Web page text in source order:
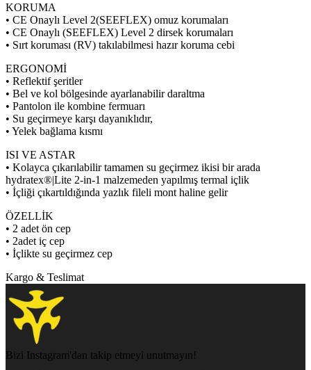
KORUMA
• CE Onaylı Level 2(SEEFLEX) omuz korumaları
• CE Onaylı (SEEFLEX) Level 2 dirsek korumaları
• Sırt koruması (RV) takılabilmesi hazır koruma cebi
ERGONOMİ
• Reflektif şeritler
• Bel ve kol bölgesinde ayarlanabilir daraltma
• Pantolon ile kombine fermuarı
• Su geçirmeye karşı dayanıklıdır,
• Yelek bağlama kısmı
ISI VE ASTAR
• Kolayca çıkarılabilir tamamen su geçirmez ikisi bir arada
hydratex®|Lite 2-in-1 malzemeden yapılmış termal içlik
• İçliği çıkartıldığında yazlık fileli mont haline gelir
ÖZELLİK
• 2 adet ön cep
• 2adet iç cep
• İçlikte su geçirmez cep
Kargo & Teslimat
Bizi Instagram'dan takip etmeyi unutmayın!